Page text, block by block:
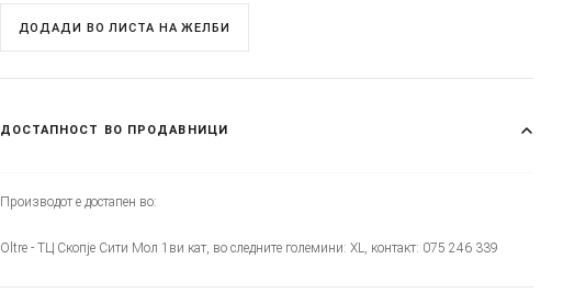
ДОДАДИ ВО ЛИСТА НА ЖЕЛБИ
ДОСТАПНОСТ ВО ПРОДАВНИЦИ
Производот е достапен во:
Oltre - ТЦ Скопје Сити Мол 1ви кат, во следните големини: XL, контакт: 075 246 339